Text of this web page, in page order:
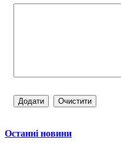
Останні новини